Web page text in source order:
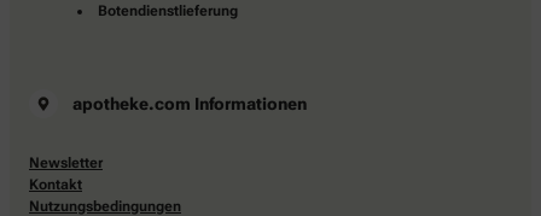
Botendienstlieferung
apotheke.com Informationen
Newsletter
Kontakt
Nutzungsbedingungen